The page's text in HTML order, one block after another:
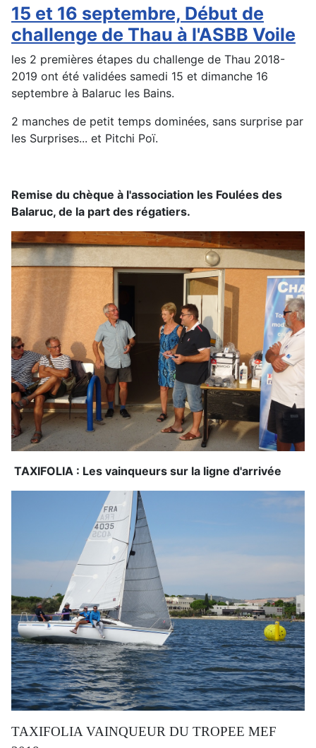
15 et 16 septembre, Début de
challenge de Thau à l'ASBB Voile
les 2 premières étapes du challenge de Thau 2018-
2019 ont été validées samedi 15 et dimanche 16
septembre à Balaruc les Bains.
2 manches de petit temps dominées, sans surprise par
les Surprises... et Pitchi Poï.
Remise du chèque à l'association les Foulées des
Balaruc, de la part des régatiers.
TAXIFOLIA : Les vainqueurs sur la ligne d'arrivée
TAXIFOLIA VAINQUEUR DU TROPEE MEF